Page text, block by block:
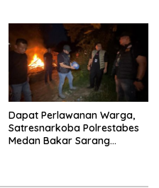
Dapat Perlawanan Warga,
Satresnarkoba Polrestabes
Medan Bakar Sarang